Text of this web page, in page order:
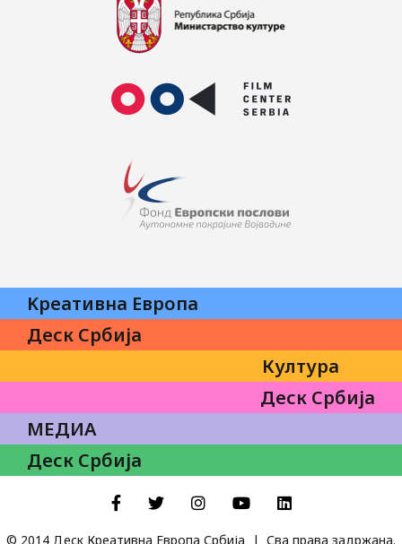
Kреативна Eвропа
Култура
МЕДИА
Деск Србија
Деск Србија
Деск Србија
FacebookTwitterInstagramYouTubeLinkedIn
© 2014 Деск Креативна Европа Србија | Сва права задржана.